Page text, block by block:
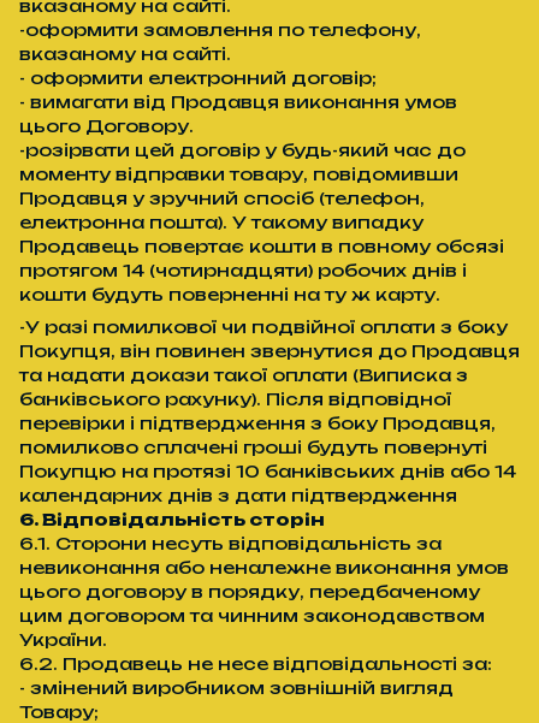
вказаному на сайті.
-оформити замовлення по телефону,
вказаному на сайті.
- оформити електронний договір;
- вимагати від Продавця виконання умов
цього Договору.
-розірвати цей договір у будь-який час до
моменту відправки товару, повідомивши
Продавця у зручний спосіб (телефон,
електронна пошта). У такому випадку
Продавець повертає кошти в повному обсязі
протягом 14 (чотирнадцяти) робочих днів і
кошти будуть поверненні на ту ж карту.
-У разі помилкової чи подвійної оплати з боку
Покупця, він повинен звернутися до Продавця
та надати докази такої оплати (Виписка з
банківського рахунку). Після відповідної
перевірки і підтвердження з боку Продавця,
помилково сплачені гроші будуть повернуті
Покупцю на протязі 10 банківських днів або 14
календарних днів з дати підтвердження
6. Відповідальність сторін
6.1. Сторони несуть відповідальність за
невиконання або неналежне виконання умов
цього договору в порядку, передбаченому
цим договором та чинним законодавством
України.
6.2. Продавець не несе відповідальності за:
- змінений виробником зовнішній вигляд
Товару;